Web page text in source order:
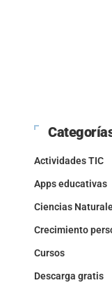
Actividades TIC
Apps educativas
Ciencias
Crecimiento
Cursos
Descarga gratis